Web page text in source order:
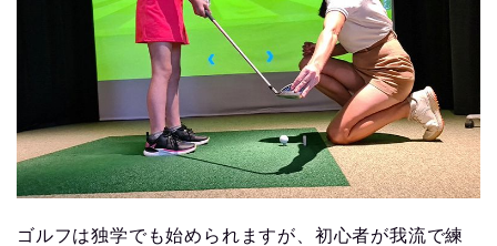
ゴルフは独学でも始められますが、初心者が我流で練